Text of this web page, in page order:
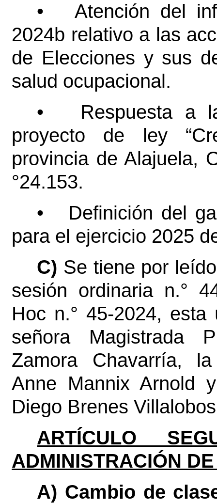
•
Atención del
2024b relativo a las
de Elecciones y sus
salud ocupacional.
•
Respuesta a
proyecto de ley
provincia de Alajuela,
°24.153.
•
Definición del
para el ejercicio 2025
C) Se tiene por
sesión ordinaria n.°
Hoc n.° 45-2024,
señora Magistrada
Zamora Chavarría,
Anne Mannix Arnold
Diego Brenes
ARTÍCULO
ADMINISTRACIÓN
A) Cambio de